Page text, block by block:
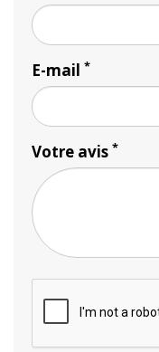
E-mail *
Votre avis *